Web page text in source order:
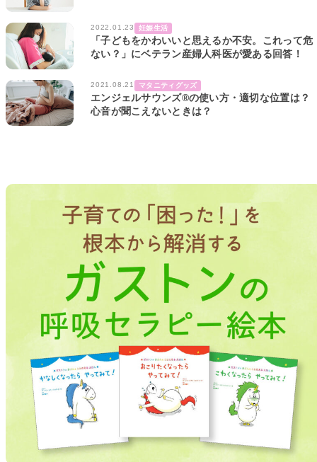
2022.01.23 妊娠生活
「子どもをかわいいと思えるか不安。これって危
ない？」にベテラン産婦人科医が愛ある回答！
2021.08.21 マタニティグッズ
エンジェルサウンズ®の使い方・適切な位置は？
心音が聞こえないときは？